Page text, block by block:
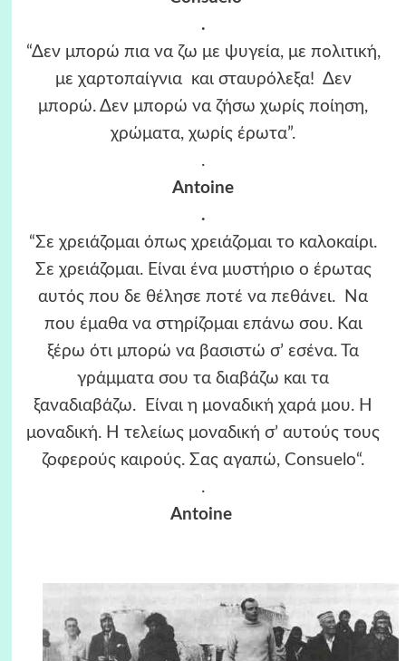
.
“Δεν μπορώ πια να ζω με ψυγεία, με πολιτική,
με χαρτοπαίγνια και σταυρόλεξα! Δεν
μπορώ. Δεν μπορώ να ζήσω χωρίς ποίηση,
χρώματα, χωρίς έρωτα”.
.
Antoine
.
“Σε χρειάζομαι όπως χρειάζομαι το καλοκαίρι.
Σε χρειάζομαι. Είναι ένα μυστήριο ο έρωτας
αυτός που δε θέλησε ποτέ να πεθάνει. Να
που έμαθα να στηρίζομαι επάνω σου. Και
ξέρω ότι μπορώ να βασιστώ σ’ εσένα. Τα
γράμματα σου τα διαβάζω και τα
ξαναδιαβάζω. Είναι η μοναδική χαρά μου. Η
μοναδική. Η τελείως μοναδική σ’ αυτούς τους
ζοφερούς καιρούς. Σας αγαπώ, Consuelo“.
.
Antoine